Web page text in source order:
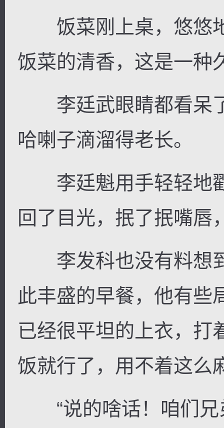
饭菜刚上桌，悠悠
饭菜的清香，这是一种
李廷武眼睛都看呆
哈喇子滴溜得老长。
李廷魁用手轻轻地
回了目光，抿了抿嘴唇
李发科也没有料想
此丰盛的早餐，他有些
已经很平坦的上衣，打
饭就行了，用不着这么
“说的啥话！咱们兄